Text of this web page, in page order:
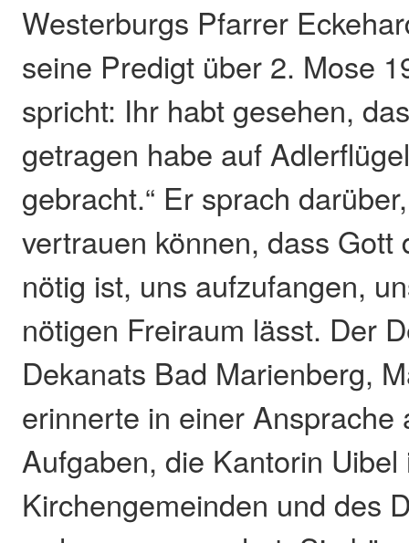
Westerburgs Pfarrer
seine Predigt über 2. Mose
spricht: Ihr habt gesehen,
getragen habe auf
gebracht.“ Er sprach
vertrauen können, dass Gott
nötig ist, uns aufzufangen,
nötigen Freiraum lässt. Der
Dekanats Bad Marienberg,
erinnerte in einer Ansprache
Aufgaben, die Kantorin
Kirchengemeinden und des